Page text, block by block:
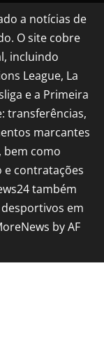
a notícias de
O site cobre
incluindo
League, La
e a Primeira
transferências,
marcantes
bem como
contratações
também
em
by AF